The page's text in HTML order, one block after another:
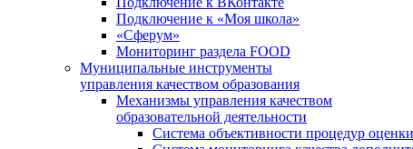
Подключение к «Моя школа»
«Сферум»
Мониторинг раздела FOOD
Муниципальные инструменты
управления качеством образования
Механизмы управления качеством
образовательной деятельности
Система объективности процедур